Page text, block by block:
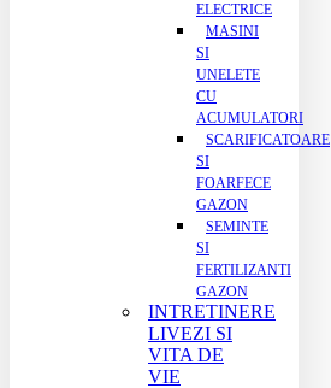
ELECTRICE
MASINI
SI
UNELETE
CU
ACUMULATORI
SCARIFICATOARE
SI
FOARFECE
GAZON
SEMINTE
SI
FERTILIZANTI
GAZON
INTRETINERE
LIVEZI SI
VITA DE
VIE